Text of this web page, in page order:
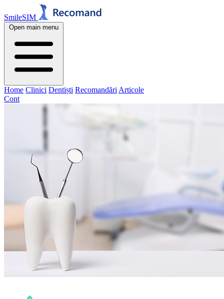
SmileSIM
Open main menu
Home Clinici Dentiști Recomandări Articole
Cont